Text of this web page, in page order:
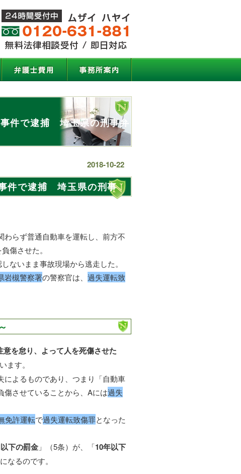
件で逮捕 埼玉県の刑事弁
2018-10-22
件で逮捕 埼玉県の刑事
わらず普通自動車を運転し、前方不
傷させた。
ないまま事故現場から逃走した。
岩槻警察署の警察官は、 過失運転致
意を怠り、よって人を死傷させた
ます。
よるものであり、つまり「自動車
傷させていることから、Aには過失
免許運転で過失運転致傷罪となった
下の罰金 」（5条）が、「10年以下
なるのです。